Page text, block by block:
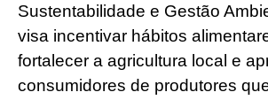
Sustentabilidade e Gestão
visa incentivar hábitos
fortalecer a agricultura local e
consumidores de produtores